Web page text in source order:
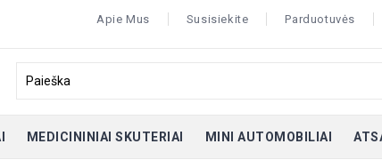
Apie Mus Susisiekite Parduotuvės
MEDICININIAI SKUTERIAI MINI AUTOMOBILIAI